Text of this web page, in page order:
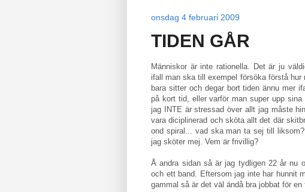
onsdag 4 februari 2009
TIDEN GÅR
Människor är inte rationella. Det är ju
ifall man ska till exempel försöka förstå
bara sitter och degar bort tiden ännu mer
på kort tid, eller varför man super upp
jag INTE är stressad över allt jag måste
vara diciplinerad och sköta allt det där
ond spiral... vad ska man ta sej till
jag sköter mej. Vem är frivillig?
Å andra sidan så är jag tydligen 22 år nu
och ett band. Eftersom jag inte har hunnit
gammal så är det väl ändå bra jobbat för